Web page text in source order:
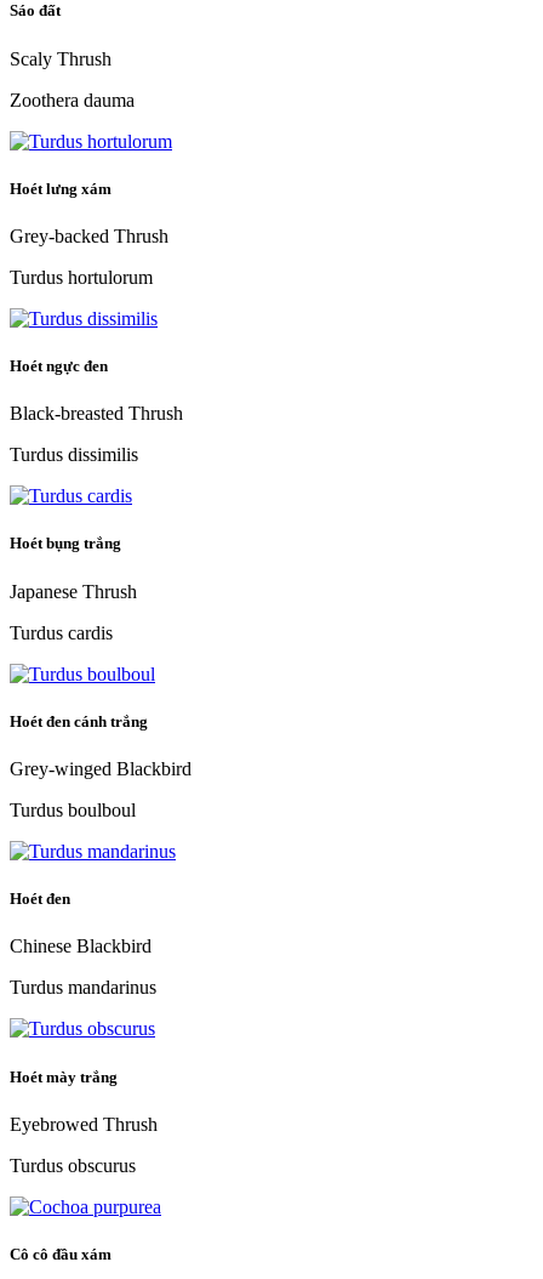
Sáo đất
Scaly Thrush
Zoothera dauma
Hoét lưng xám
Grey-backed Thrush
Turdus hortulorum
Hoét ngực đen
Black-breasted Thrush
Turdus dissimilis
Hoét bụng trắng
Japanese Thrush
Turdus cardis
Hoét đen cánh trắng
Grey-winged Blackbird
Turdus boulboul
Hoét đen
Chinese Blackbird
Turdus mandarinus
Hoét mày trắng
Eyebrowed Thrush
Turdus obscurus
Cô cô đầu xám